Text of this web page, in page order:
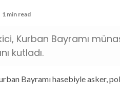
1 min read
Kurban Bayramı
kutladı.
Bayramı hasebiyle asker,